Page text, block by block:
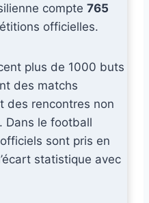
compte 765
officielles.
plus de 1000 buts
des matchs
des rencontres non
Dans le football
sont pris en
statistique avec